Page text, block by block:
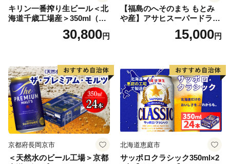
キリン一番搾り生ビール＜北
海道千歳工場産＞350ml（24
30,800円
【福島のへそのまち もとみ
や産】アサヒスーパードライ
350ml×24本 合計8.4L 1ケー
ス アルコール度数5% 缶ビー
口 送料無料 カメイ 本宮市
【07214-0206】
15,000円
京都府長岡京市
＜天然水のビール工場＞京都
北海道恵庭市
サッポロクラシック350ml×2